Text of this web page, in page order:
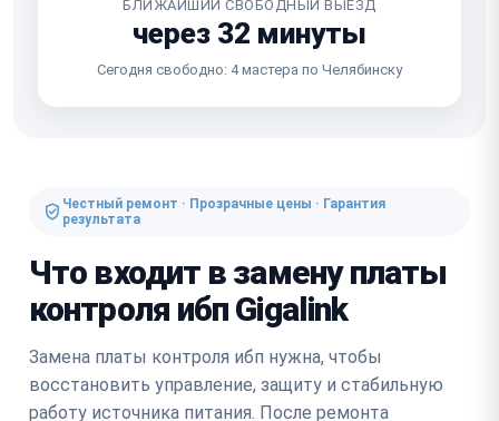
БЛИЖАЙШИЙ СВОБОДНЫЙ ВЫЕЗД
через 32 минуты
Сегодня свободно: 4 мастера по Челябинску
Честный ремонт · Прозрачные цены · Гарантия
результата
Что входит в замену платы
контроля ибп Gigalink
Замена платы контроля ибп нужна, чтобы
восстановить управление, защиту и стабильную
работу источника питания. После ремонта